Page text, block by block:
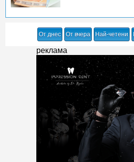
От днес От вчера Най-четени
реклама